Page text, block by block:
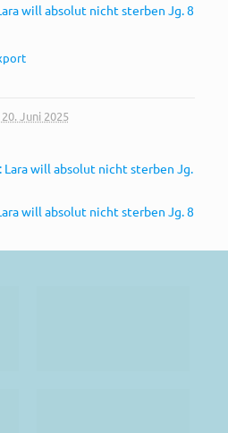
will absolut nicht sterben Jg. 8
Juni 2025
will absolut nicht sterben Jg.
will absolut nicht sterben Jg. 8